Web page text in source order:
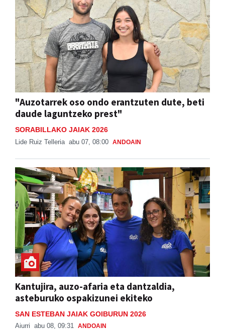
"Auzotarrek oso ondo erantzuten dute, beti
daude laguntzeko prest"
SORABILLAKO JAIAK 2026
Lide Ruiz Telleria abu 07, 08:00 ANDOAIN
Kantujira, auzo-afaria eta dantzaldia,
asteburuko ospakizunei ekiteko
SAN ESTEBAN JAIAK GOIBURUN 2026
Aiurri abu 08, 09:31 ANDOAIN